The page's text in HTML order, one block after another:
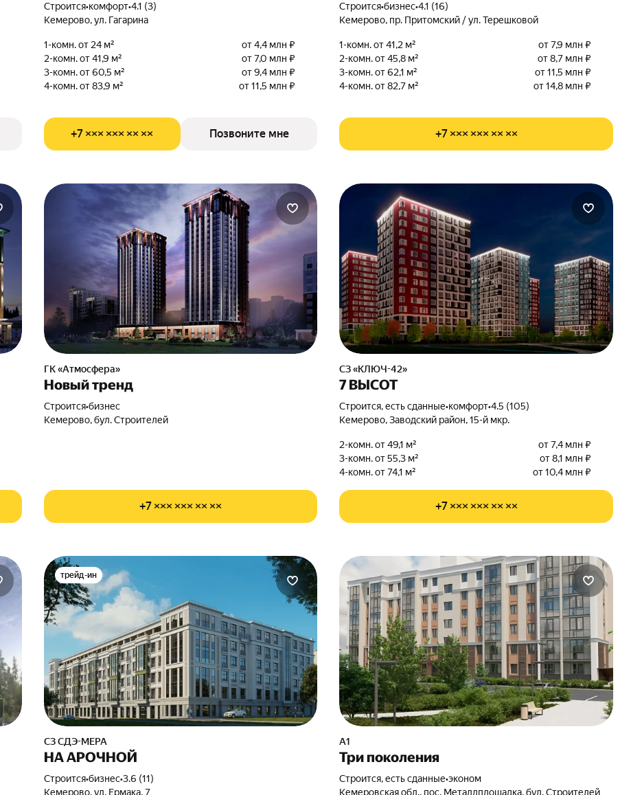
Строится•комфорт•4.1 (3)
Кемерово, ул. Гагарина
1-комн. от 24 м²
от 4,4 млн ₽
2-комн. от 41,9 м²
от 7,0 млн ₽
3-комн. от 60,5 м²
от 9,4 млн ₽
4-комн. от 83,9 м²
от 11,5 млн ₽
+7 ××× ××× ×× ×× Позвоните мне
Строится•бизнес•4.1 (16)
Кемерово, пр. Притомский / ул. Терешковой
1-комн. от 41,2 м²
от 7,9 млн ₽
2-комн. от 45,8 м²
от 8,7 млн ₽
3-комн. от 62,1 м²
от 11,5 млн ₽
4-комн. от 82,7 м²
от 14,8 млн ₽
+7 ××× ××× ×× ××
ГК «Атмосфера»
Новый тренд
Строится•бизнес
Кемерово, бул. Строителей
+7 ××× ××× ×× ××
СЗ «КЛЮЧ-42»
7 ВЫСОТ
Строится, есть сданные•комфорт•4.5 (105)
Кемерово, Заводский район, 15-й мкр.
2-комн. от 49,1 м²
от 7,4 млн ₽
3-комн. от 55,3 м²
от 8,1 млн ₽
4-комн. от 74,1 м²
от 10,4 млн ₽
+7 ××× ××× ×× ××
трейд-ин
СЗ СДЭ-МЕРА
НА АРОЧНОЙ
Строится•бизнес•3.6 (11)
Кемерово, ул. Ермака, 7
А1
Три поколения
Строится, есть сданные•эконом
Кемеровская обл., пос. Металлплощадка, бул. Строителей